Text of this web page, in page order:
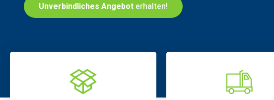
Unverbindliches Angebot erhalten!